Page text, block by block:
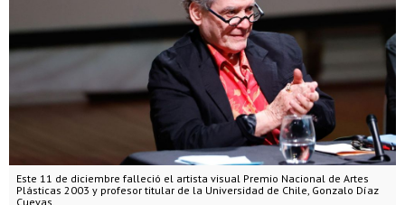
Este 11 de diciembre falleció el artista visual Premio Nacional de Artes
Plásticas 2003 y profesor titular de la Universidad de Chile, Gonzalo Díaz
Cuevas.